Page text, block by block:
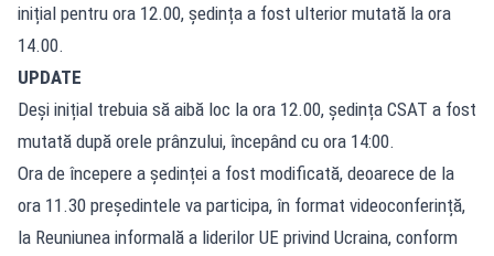
inițial pentru ora 12.00, ședința a fost ulterior mutată la ora
14.00.
UPDATE
Deși inițial trebuia să aibă loc la ora 12.00, ședința CSAT a fost
mutată după orele prânzului, începând cu ora 14:00.
Ora de începere a ședinței a fost modificată, deoarece de la
ora 11.30 președintele va participa, în format videoconferință,
la Reuniunea informală a liderilor UE privind Ucraina, conform